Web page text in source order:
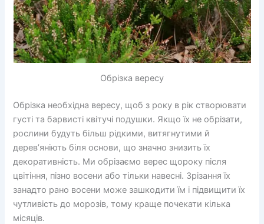
Обрізка вересу
Обрізка необхідна вересу, щоб з року в рік створювати
густі та барвисті квітучі подушки. Якщо їх не обрізати,
рослини будуть більш рідкими, витягнутими й
дерев’яніють біля основи, що значно знизить їх
декоративність. Ми обрізаємо верес щороку після
цвітіння, пізно восени або тільки навесні. Зрізання їх
занадто рано восени може зашкодити їм і підвищити їх
чутливість до морозів, тому краще почекати кілька
місяців.